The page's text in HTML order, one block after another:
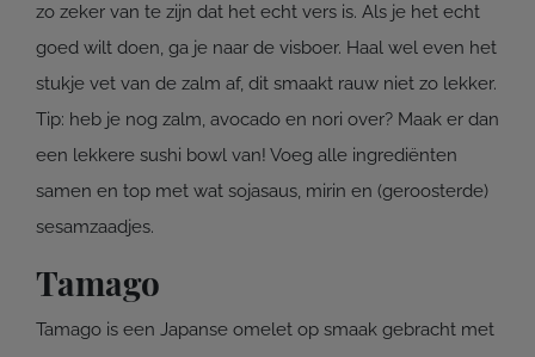
zo zeker van te zijn dat het echt vers is. Als je het echt
goed wilt doen, ga je naar de visboer. Haal wel even het
stukje vet van de zalm af, dit smaakt rauw niet zo lekker.
Tip: heb je nog zalm, avocado en nori over? Maak er dan
een lekkere sushi bowl van! Voeg alle ingrediënten
samen en top met wat sojasaus, mirin en (geroosterde)
sesamzaadjes.
Tamago
Tamago is een Japanse omelet op smaak gebracht met